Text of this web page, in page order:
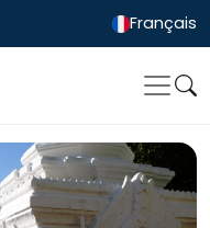
Français